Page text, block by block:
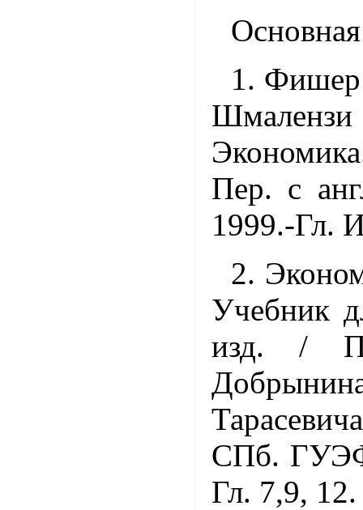
Основная
1.
Пер. с
1999.-Гл.
2.
Учебник
изд. /
СПб.
Гл. 7,9, 12.